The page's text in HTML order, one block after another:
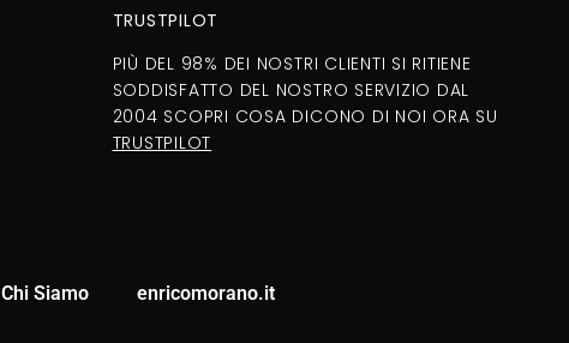
TRUSTPILOT
PIÙ DEL 98% DEI NOSTRI CLIENTI SI RITIENE
SODDISFATTO DEL NOSTRO SERVIZIO DAL
2004 SCOPRI COSA DICONO DI NOI ORA SU
TRUSTPILOT
Chi Siamo enricomorano.it